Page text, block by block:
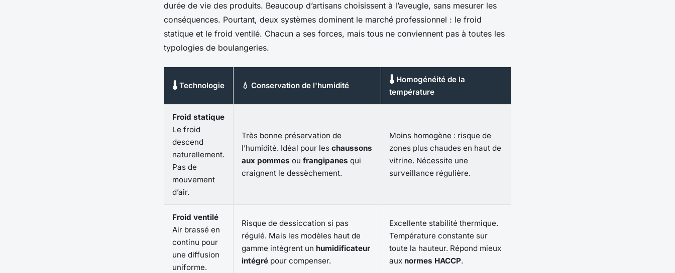
durée de vie des produits. Beaucoup d’artisans choisissent à l’aveugle, sans mesurer les
conséquences. Pourtant, deux systèmes dominent le marché professionnel : le froid
statique et le froid ventilé. Chacun a ses forces, mais tous ne conviennent pas à toutes les
typologies de boulangeries.
🌡️ Technologie 💧 Conservation de l'humidité
🌡️ Homogénéité de la
température
Froid statique
Le froid
descend
naturellement.
Pas de
mouvement
d’air.
Très bonne préservation de
l’humidité. Idéal pour les chaussons
aux pommes ou frangipanes qui
craignent le dessèchement.
Moins homogène : risque de
zones plus chaudes en haut de
vitrine. Nécessite une
surveillance régulière.
Froid ventilé
Air brassé en
continu pour
une diffusion
uniforme.
Risque de dessiccation si pas
régulé. Mais les modèles haut de
gamme intègrent un humidificateur
intégré pour compenser.
Excellente stabilité thermique.
Température constante sur
toute la hauteur. Répond mieux
aux normes HACCP.